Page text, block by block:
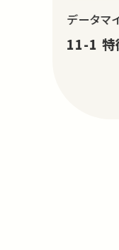
データマ
11-1 特